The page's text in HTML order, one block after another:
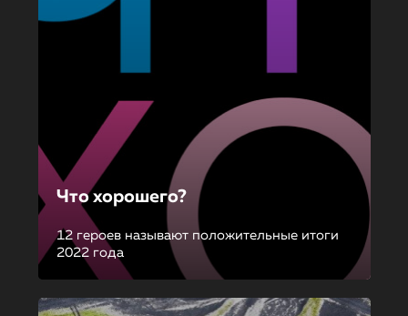
Что хорошего?
12 героев называют положительные итоги
2022 года